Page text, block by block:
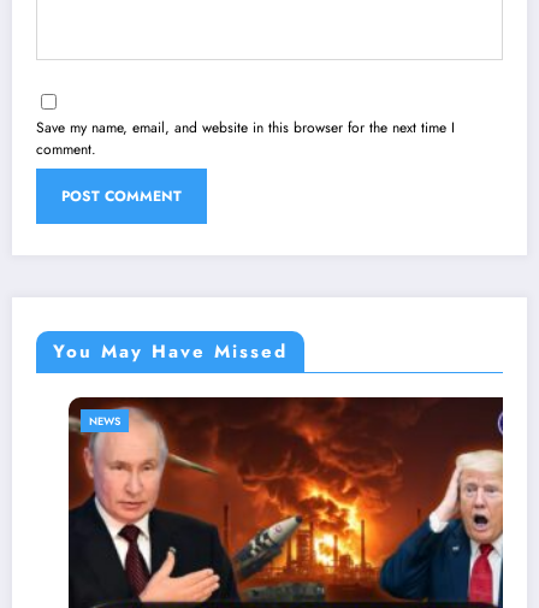
Save my name, email, and website in this browser for the next time I
comment.
You May Have Missed
NEWS